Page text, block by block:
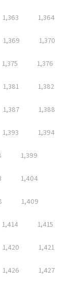
1,363 1,364
1,369 1,370
1,375 1,376
1,381 1,382
1,387 1,388
1,393 1,394
1,399
1,404
1,409
1,414 1,415
1,420 1,421
1,426 1,427